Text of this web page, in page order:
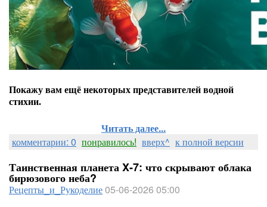
Покажу вам ещё некоторых представителей водной
стихии.
Читать далее...
комментарии: 0 понравилось! вверх^ к полной версии
Таинственная планета X‑7: что скрывают облака
бирюзового неба?
Рецепты_и_Рукоделие05-06-2026 05:00